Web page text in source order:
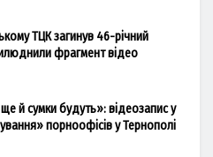
ТЦК загинув 46-річний
фрагмент відео
й сумки будуть»: відеозапис у
порноофісів у Тернополі